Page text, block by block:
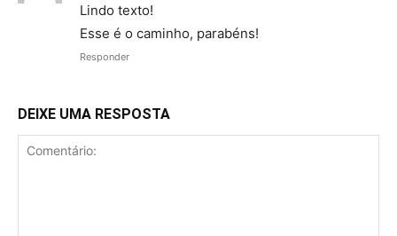
Lindo texto!
Esse é o caminho, parabéns!
Responder
DEIXE UMA RESPOSTA